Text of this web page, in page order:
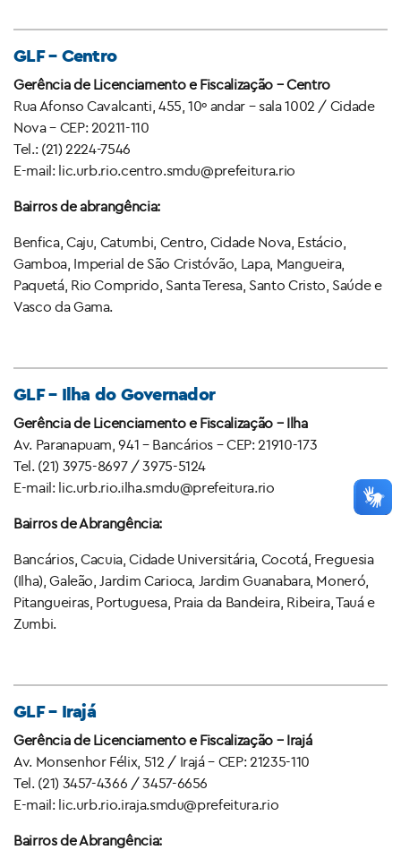
GLF – Centro
Gerência de Licenciamento e Fiscalização – Centro
Rua Afonso Cavalcanti, 455, 10º andar – sala 1002 / Cidade
Nova – CEP: 20211-110
Tel.: (21) 2224-7546
E-mail: lic.urb.rio.centro.smdu@prefeitura.rio
Bairros de abrangência:
Benfica, Caju, Catumbi, Centro, Cidade Nova, Estácio,
Gamboa, Imperial de São Cristóvão, Lapa, Mangueira,
Paquetá, Rio Comprido, Santa Teresa, Santo Cristo, Saúde e
Vasco da Gama.
GLF – Ilha do Governador
Gerência de Licenciamento e Fiscalização – Ilha
Av. Paranapuam, 941 – Bancários – CEP: 21910-173
Tel. (21) 3975-8697 / 3975-5124
E-mail: lic.urb.rio.ilha.smdu@prefeitura.rio
Bairros de Abrangência:
Bancários, Cacuia, Cidade Universitária, Cocotá, Freguesia
(Ilha), Galeão, Jardim Carioca, Jardim Guanabara, Moneró,
Pitangueiras, Portuguesa, Praia da Bandeira, Ribeira, Tauá e
Zumbi.
GLF – Irajá
Gerência de Licenciamento e Fiscalização – Irajá
Av. Monsenhor Félix, 512 / Irajá – CEP: 21235-110
Tel. (21) 3457-4366 / 3457-6656
E-mail: lic.urb.rio.iraja.smdu@prefeitura.rio
Bairros de Abrangência: